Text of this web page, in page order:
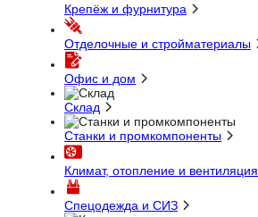
Крепёж и фурнитура
Отделочные и стройматериалы
Офис и дом
Склад
Станки и промкомпоненты
Климат, отопление и вентиляция
Спецодежда и СИЗ